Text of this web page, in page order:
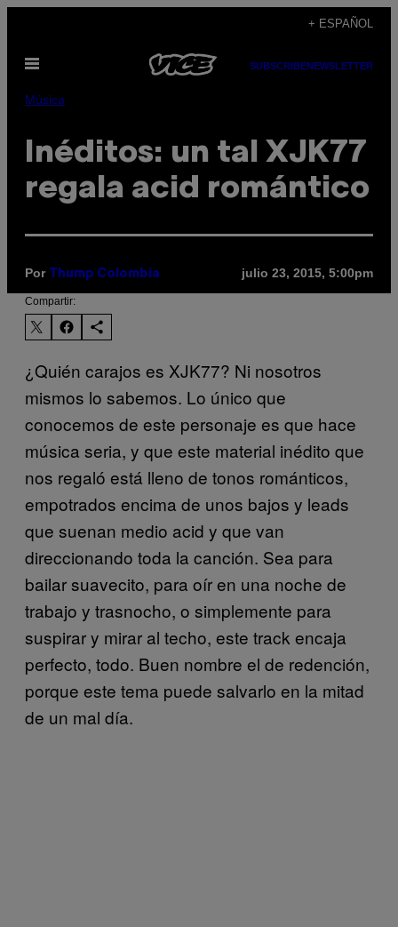
contenido
+ ESPAÑOL
Abrir
SUBSCRIBENEWSLETTER
Música
Inéditos: un tal XJK77
regala acid romántico
Por Thump Colombia julio 23, 2015, 5:00pm
Compartir:
¿Quién carajos es XJK77? Ni nosotros
mismos lo sabemos. Lo único que
conocemos de este personaje es que hace
música seria, y que este material inédito que
nos regaló está lleno de tonos románticos,
empotrados encima de unos bajos y leads
que suenan medio acid y que van
direccionando toda la canción. Sea para
bailar suavecito, para oír en una noche de
trabajo y trasnocho, o simplemente para
suspirar y mirar al techo, este track encaja
perfecto, todo. Buen nombre el de redención,
porque este tema puede salvarlo en la mitad
de un mal día.